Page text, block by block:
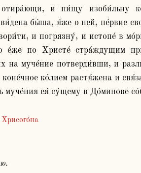
и пи́щу изоби́льну
бы́ша, я́же о ней, пе́рвие
и погрязну́, и истопе́ в
е́же по Христе́ стра́ждущим
на муче́ние потверди́вши, и
ко́лием растя́жена и
Хрисого́на